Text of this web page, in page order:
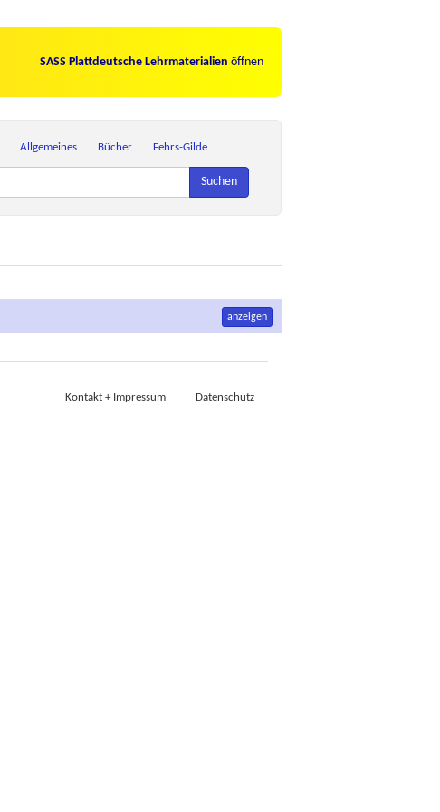
SASS Plattdeutsche Lehrmaterialien öffnen
Allgemeines Bücher Fehrs-Gilde
Suchen
anzeigen
Kontakt + Impressum
Datenschutz